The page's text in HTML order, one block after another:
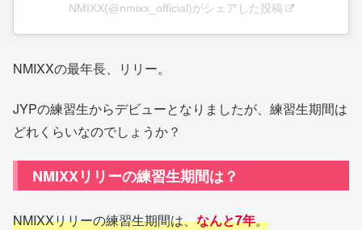
NMIXX(@nmixx_official)がシェアした投稿
NMIXXの最年長、リリー。
JYPの練習生からデビューとなりましたが、練習生期間は
どれくらいなのでしょうか？
NMIXXリリーの練習生期間は？
NMIXXリリーの練習生期間は、なんと7年。